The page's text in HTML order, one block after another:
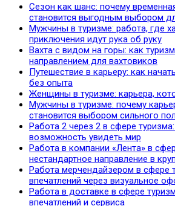
Сезон как шанс: почему
становится выгодным выбором
Мужчины в туризме: работа, где
приключения идут рука об руку
Вахта с видом на горы: как
направлением для вахтовиков
Путешествие в карьеру: как
без опыта
Женщины в туризме: карьера,
Мужчины в туризме: почему
становится выбором сильного
Работа 2 через 2 в сфере
возможность увидеть мир
Работа в компании «Лента» в
нестандартное направление в
Работа мерчендайзером в сфере
впечатлений через визуальное
Работа в доставке в сфере
впечатлений и сервиса